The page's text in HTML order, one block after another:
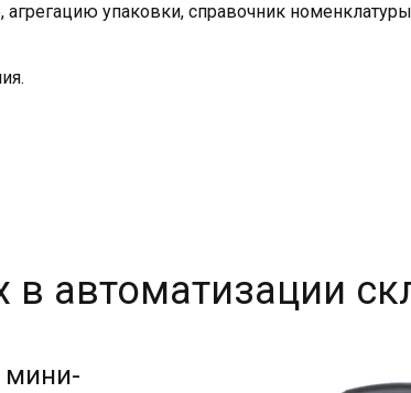
упаковки, справочник
автоматизации
мини-